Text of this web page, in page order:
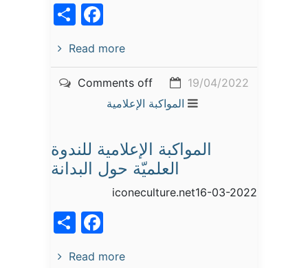
Read more
19/04/2022
Comments off
المواكبة الإعلامية
المواكبة الإعلامية للندوة
العلميّة حول البدانة
iconeculture.net16-03-2022
Read more